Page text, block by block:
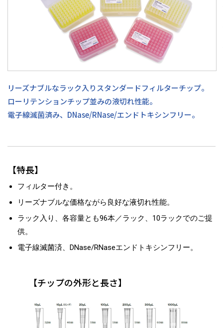
リーズナブルなラック入りスタンダードフィルターチップ。
ローリテンションチップ並みの液切れ性能。
電子線滅菌済み、DNase/RNase/エンドトキシンフリー。
【特長】
フィルター付き。
リーズナブルな価格ながら良好な液切れ性能。
ラック入り、各容量とも96本／ラック、10ラックでのご提
供。
電子線滅菌済、DNase/RNaseエンドトキシンフリー。
【チップの外形と長さ】